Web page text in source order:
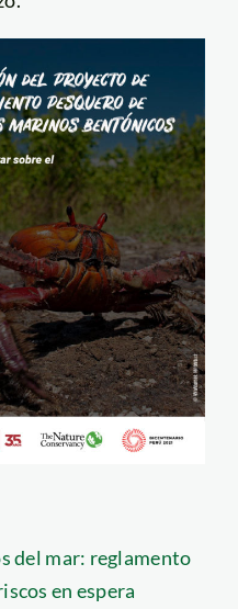
del mar: reglamento
en espera